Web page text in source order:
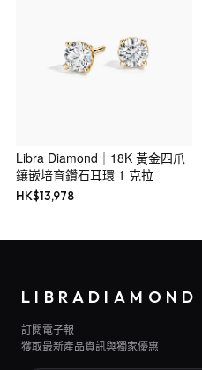
Libra Diamond｜18K 黃金四爪
鑲嵌培育鑽石耳環 1 克拉
HK$13,978
LIBRADIAMOND
訂閱電子報
獲取最新產品資訊與獨家優惠